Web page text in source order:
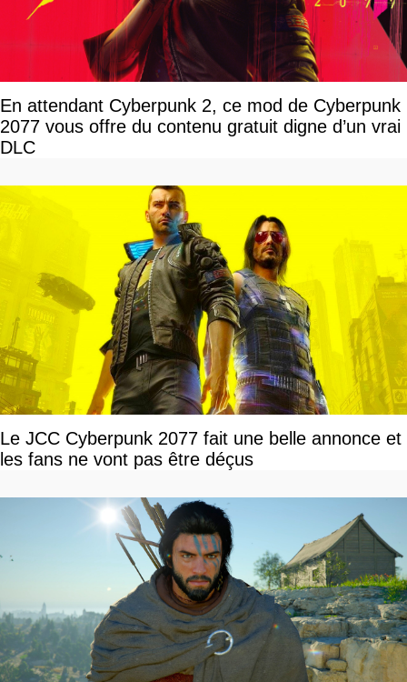
En attendant Cyberpunk 2, ce mod de Cyberpunk
2077 vous offre du contenu gratuit digne d’un vrai
DLC
Le JCC Cyberpunk 2077 fait une belle annonce et
les fans ne vont pas être déçus